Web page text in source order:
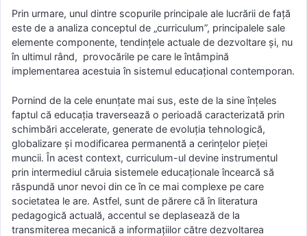
Prin urmare, unul dintre scopurile principale ale lucrării de față
este de a analiza conceptul de „curriculum”, principalele sale
elemente componente, tendințele actuale de dezvoltare și, nu
în ultimul rând, provocările pe care le întâmpină
implementarea acestuia în sistemul educațional contemporan.
Pornind de la cele enunțate mai sus, este de la sine înțeles
faptul că educația traversează o perioadă caracterizată prin
schimbări accelerate, generate de evoluția tehnologică,
globalizare și modificarea permanentă a cerințelor pieței
muncii. În acest context, curriculum-ul devine instrumentul
prin intermediul căruia sistemele educaționale încearcă să
răspundă unor nevoi din ce în ce mai complexe pe care
societatea le are. Astfel, sunt de părere că în literatura
pedagogică actuală, accentul se deplasează de la
transmiterea mecanică a informațiilor către dezvoltarea